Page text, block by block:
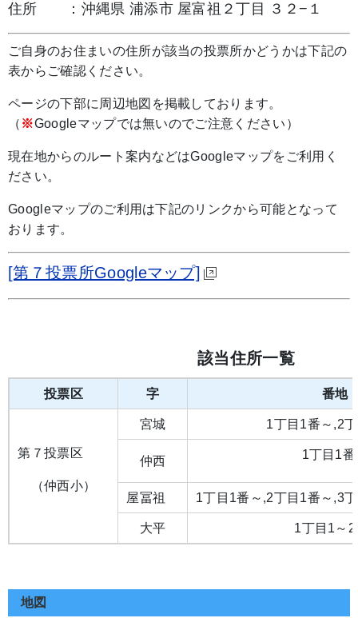
住所 ：沖縄県 浦添市 屋富祖２丁目 ３２−１
ご自身のお住まいの住所が該当の投票所かどうかは下記の
表からご確認ください。
ページの下部に周辺地図を掲載しております。
（ ※Googleマップでは無いのでご注意ください）
現在地からのルート案内などはGoogleマップをご利用く
ださい。
Googleマップのご利用は下記のリンクから可能となって
おります。
[第７投票所Googleマップ]
該当住所一覧
投票区 字 番地
第７投票区
（仲西小）
宮城 1丁目1番～,2
仲西 1丁目1
屋冨祖 1丁目1番～,2丁目1番～,3
大平 1丁目1～
地図